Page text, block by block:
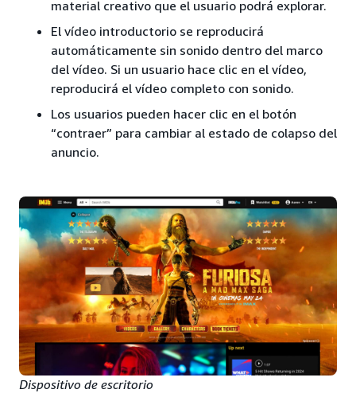
material creativo que el usuario podrá explorar.
El vídeo introductorio se reproducirá
automáticamente sin sonido dentro del marco
del vídeo. Si un usuario hace clic en el vídeo,
reproducirá el vídeo completo con sonido.
Los usuarios pueden hacer clic en el botón
“contraer” para cambiar al estado de colapso del
anuncio.
Dispositivo de escritorio